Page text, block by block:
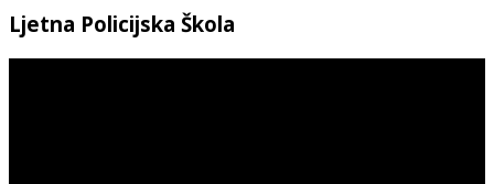
Ljetna Policijska Škola